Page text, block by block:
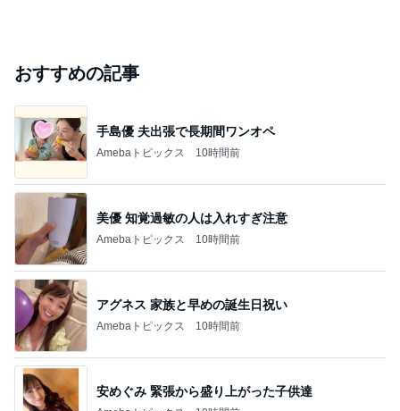
おすすめの記事
手島優 夫出張で長期間ワンオペ
Amebaトピックス 10時間前
美優 知覚過敏の人は入れすぎ注意
Amebaトピックス 10時間前
アグネス 家族と早めの誕生日祝い
Amebaトピックス 10時間前
安めぐみ 緊張から盛り上がった子供達